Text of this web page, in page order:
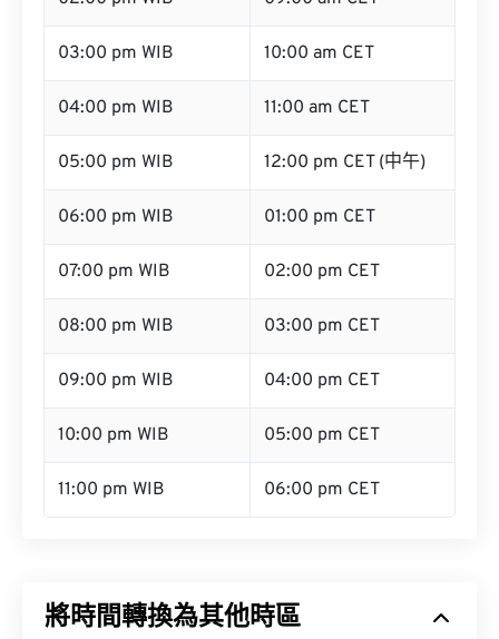
03:00 pm WIB 10:00 am CET
04:00 pm WIB 11:00 am CET
05:00 pm WIB 12:00 pm CET (中午)
06:00 pm WIB 01:00 pm CET
07:00 pm WIB 02:00 pm CET
08:00 pm WIB 03:00 pm CET
09:00 pm WIB 04:00 pm CET
10:00 pm WIB 05:00 pm CET
11:00 pm WIB 06:00 pm CET
將時間轉換為其他時區